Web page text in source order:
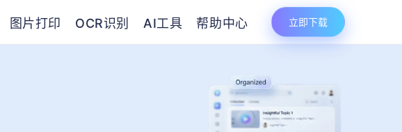
图片打印 OCR识别 AI工具 帮助中心 立即下载